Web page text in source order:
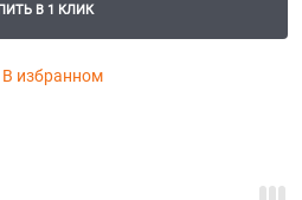
В 1 КЛИК
В избранном